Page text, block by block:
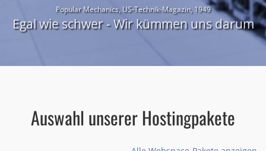
Popular Mechanics, US-Technik-Magazin, 1949
Egal wie schwer - Wir kümmen uns darum
Auswahl unserer Hostingpakete